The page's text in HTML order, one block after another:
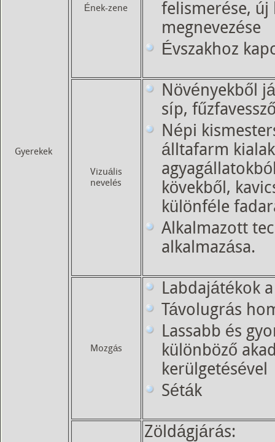
Gyerekek
Ének-zene
felismerése, új
megnevezése
Évszakhoz
Vizuális
nevelés
Növényekből
síp,
Népi
álltafarm
kövekből,
különféle
Alkalmazott
alkalmazása.
Mozgás
Labdajátékok
Távolugrás
Lassabb és
különböző
kerülgetésével
Séták
Zöldágjárás: